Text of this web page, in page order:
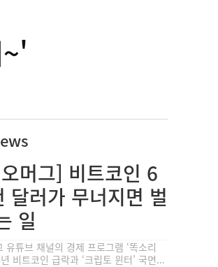
머그] 비트코인 6
달러가 무너지면 벌
일
유튜브 채널의 경제 프로그램 ‘똑소리
비트코인 급락과 ‘크립토 윈터’ 국면...